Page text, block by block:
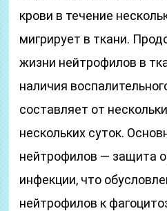
крови в течение
мигрирует в ткани.
жизни нейтрофилов в
наличия
составляет от
нескольких суток.
нейтрофилов — защита
инфекции, что
нейтрофилов к